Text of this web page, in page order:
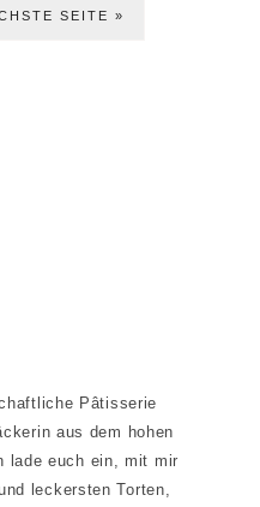
SEITE »
Pâtisserie
aus dem hohen
lade euch ein, mit mir
leckersten Torten,